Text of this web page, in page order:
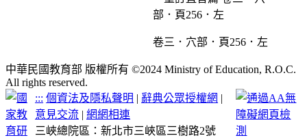
卷三．穴部．頁256．左
中華民國教育部 版權所有 ©2024 Ministry of Education, R.O.C.
All rights reserved.
::: 個資法及隱私聲明 | 辭典公眾授權網 |
意見交流 |網網相連
三峽總院區：新北市三峽區三樹路2號